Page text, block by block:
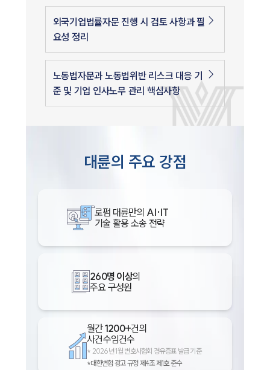
외국기업법률자문 진행 시 검토 사항과 필
요성 정리
노동법자문과 노동법위반 리스크 대응 기
준 및 기업 인사노무 관리 핵심사항
대륜의 주요 강점
로펌 대륜만의 AI·IT
기술 활용 소송 전략
260명 이상의
주요 구성원
월간1200+건의
사건수임건수
* 2026년 1월 변호사협회 경유증표 발급 기준
*대한변협 광고 규정 제4조 제1호 준수